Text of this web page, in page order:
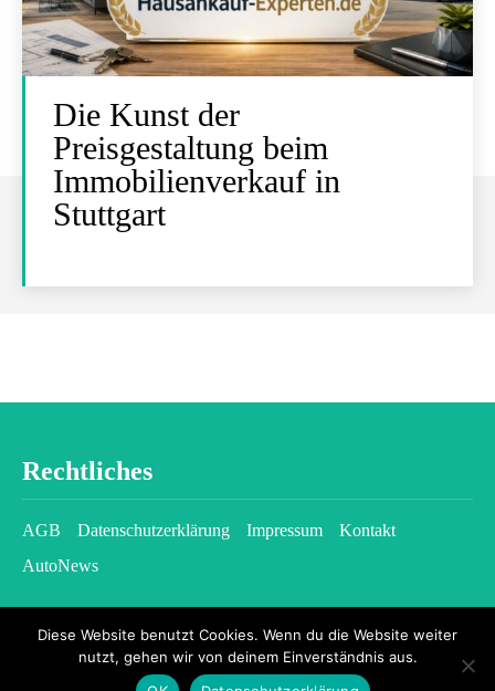
Die Kunst der
Preisgestaltung beim
Immobilienverkauf in
Stuttgart
Rechtliches
AGB Datenschutzerklärung Impressum
Kontakt
AutoNews
Diese Website benutzt Cookies. Wenn du die Website weiter
nutzt, gehen wir von deinem Einverständnis aus.